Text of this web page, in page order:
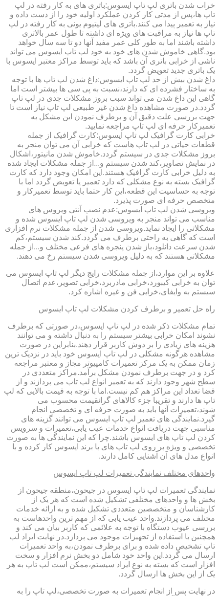
خراب شدن باتری لپ تاپ ایسوس:باتری های به کار رفته در لپ
تاپ ها،پس از مدتی کار کردن عملکرد اولیه خود را از دست داده و
نیاز به تعمیر پیدا می کنند.باتری های لیتیوم یونی به کار رفته در لپ
تاپ ها نیاز به مراقبت های ویژه ای داشته تا طول عمر بالاتری
داشته باشند اما به طور کلی عمر مفید آنها دو تا سه سال خواهد
بود.گاهی خاموش شدن های خود به خود لپ تاپ ایسوس می تواند
ناشی از خرابی باتری آن باشد که باید توسط مراکز معتبر ایسوس با
یک باتری جدید تعویض گردد.
داغ شدن بیش از حد لپ تاپ ایسوس:داغ شدن لپ تاپ ها با توجه
به ساختار فشرده ای که دارند،نسبت به پی سی ها بیشتر است اما
گاهی این داغ شدن می تواند سبب بروز مشکلات جدی در لپ تاپ
گردد.در صورت مشاهده داغ شدن غیر طبیعی لپ تاپ نیاز است تا
جهت بررسی علت دقیق آن و برطرف نمودن این مشکل به
تعمیرکار حرفه ای لپ تاپ مراجعه نمایید.
خرابی کارت گرافیک لپ تاپ ایسوس:کارت گرافیک از جمله
قطعات حیاتی در لپ تاپ هاست که خرابی آن می توان منجر به
بروز مشکلات جدی در سیستم گردد.خاموش شدن مانیتور،اشکال
در نمایش تصاویر،کند شدن سیستم و...از جمله مشکلات ایجاد شده
به دلیل خرابی کارت گرافیک هستند.این امکان وجود دارد که کارت
گرافیک بسته به نوع مشکلی که دارد تعمیر یا تعویض گردد اما با
توجه به حساسیت این قطعه،این کار حتما باید توسط تعمیرکار و
متخصص حرفه ای صورت پذیرد.
ویروسی شدن لپ تاپ ایسوس:عدم نصب آنتی ویروس های
مناسب می تواند منجر به ویروسی شدن لپ تاپ ایسوس شده و
مشکلاتی را ایجاد نماید.ویروسی شدن از جمله مشکلات نرم افزاری
است که گاهی به راحتی برطرف می گردد.کند شدن سیستم،کم
شدن سرعت دانلود،باز شدن پنجره های فرعی مختلف و...از جمله
مشکلاتی هستند که به دلیل ویروسی شدن سیستم رخ می دهند.
علاوه بر این موارد،از جمله مشکلات رایج دیگر لپ تاپ ایسوس می
توان به خرابی کیبورد،خرابی مادربرد،خرابی تصویر،عدم اتصال
سیستم به وایفای،خرابی فن و غیره اشاره کرد.
راه حل تعمیر و برطرف کردن مشکلات لپ تاپ ایسوس
تمام مشکلات ذکر شده در لپ تاپ ایسوس،در صورتی که برطرف
نشوند امکان خرابی بیشتر سیستم را به دنبال داشته و می توانند
هزینه های زیادی را بر دوش کاربر قرار دهند.بنابراین در صورت
مشاهده هرگونه مشکلی در لپ تاپ ایسوس خود باید در نزدیک ترین
زمان ممکن به یک مرکز تعمیرات کامپیوتر مجاز و معتبر مراجعه
کرد و در جهت برطرف نمودن مشکل برآمد.مراکز متعددی در
سطح شهر وجود دارند که به تعمیر انواع لپ تاپ می پردازند و از
قضا تعداد این مراکز هم کم نیست.اما با توجه به قیمت بالایی که لپ
تاپ ها دارند و تقریبا جزء کالاهای گرانقیمت محسوب می
شوند،تعمیرات آنها باید به صورت حرفه ای و تخصصی انجام
گیرد.نمایندگی های تعمیر لپ تاپ ایسوس می توانند گزینه های
مناسبی جهت دریافت انواع خدمات عیب یابی،تعمیرات و سرویس
کردن لپ تاپ های ایسوس باشند.چرا که این نمایندگی ها به صورت
تخصصی و ویژه بر روی لپ تاپ های با برند ایسوس کار کرده و با
انواع مدل های آن آشنایی کامل دارند.
واحدهای مختلف نمایندگی تعمیرات لپ تاپ ایسوس
نمایندگی تعمیرات لپ تاپ ایسوس در جیحون،منطقه جیحون از
بخش ها و واحدهای مختلفی تشکیل شده است که هر یک از
کارشناسان و متخصصین متعددی تشکیل شده و به ارائه خدمات
مختلف می پردازند.واحد عیب یابی که از مهم ترین واحدهاست به
بررسی عیوب دستگاه با توجه به علائمی که کاربر بیان می کند و
همچنین با استفاده از تجهیزات موجود می پردازد.در نهایت ایراد لپ
تاپ تشخیص داده شده و برای برطرف نمودن،به واحد تعمیرات
ارسال می گردد.این واحد خود شامل دو بخش نرم افزار و سخت
افزار است که بسته به نوع ایراد سیستم،ممکن است لپ تاپ به هر
یک از این بخش ها ارسال گردد.
در نهایت پس از انجام تعمیرات به صورت تخصصی،لپ تاپ را به